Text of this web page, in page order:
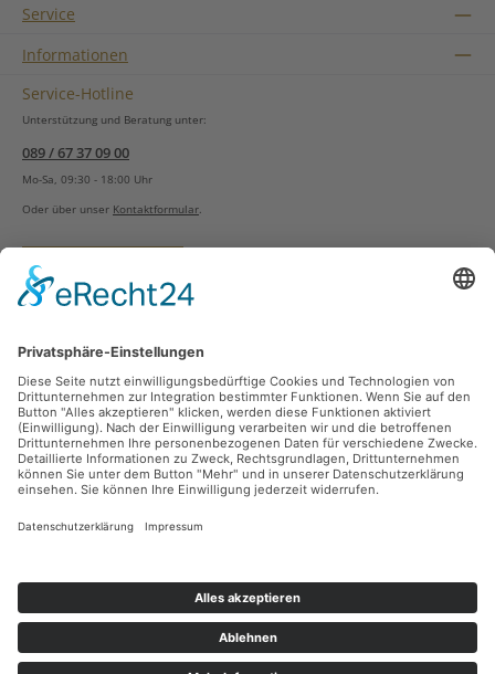
Service
Informationen
Service-Hotline
Unterstützung und Beratung unter:
089 / 67 37 09 00
Mo-Sa, 09:30 - 18:00 Uhr
Oder über unser Kontaktformular.
Vertrag widerrufen
Zahlungsarten
Sicher Einkaufen
Ladengeschäft
Newsletter
Facebook Instagram
Alle Preise inkl. gesetzl. Mehrwertsteuer zzgl.